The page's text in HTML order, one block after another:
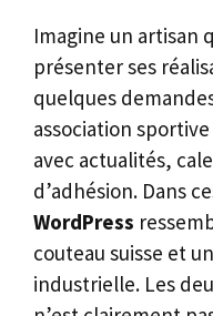
Imagine un artisan
présenter ses
quelques
association
avec actualités,
d’adhésion. Dans
WordPress
couteau suisse et
industrielle. Les